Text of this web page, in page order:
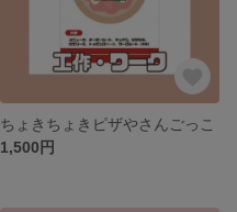
ちょきちょきピザやさんごっこ
1,500円